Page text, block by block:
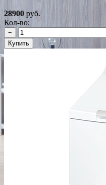
28900 руб.
Кол-во:
−
Купить